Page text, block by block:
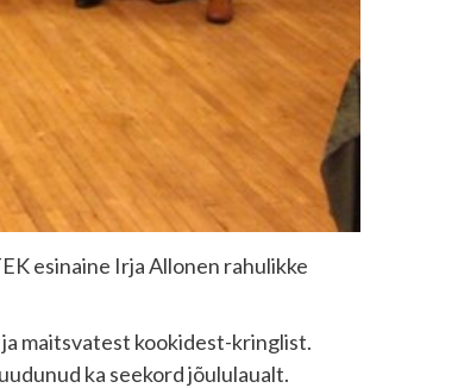
esinaine Irja Allonen rahulikke
maitsvatest kookidest-kringlist.
ka seekord jõululaualt.